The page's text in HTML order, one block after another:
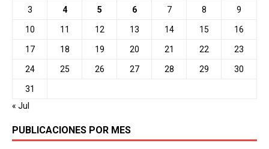
3 4 5 6 7 8 9
10 11 12 13 14 15 16
17 18 19 20 21 22 23
24 25 26 27 28 29 30
31
« Jul
PUBLICACIONES POR MES